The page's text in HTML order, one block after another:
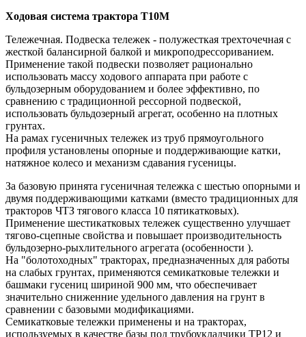
Ходовая система трактора Т10М
Тележечная. Подвеска тележек - полужесткая трехточечная с
жесткой балансирной балкой и микроподрессориванием.
Применение такой подвески позволяет рационально
использовать массу ходового аппарата при работе с
бульдозерным оборудованием и более эффективно, по
сравнению с традиционной рессорной подвеской,
использовать бульдозерный агрегат, особенно на плотных
грунтах.
На рамах гусеничных тележек из труб прямоугольного
профиля установлены опорные и поддерживающие катки,
натяжное колесо и механизм сдавания гусеницы.
За базовую принята гусеничная тележка с шестью опорными и
двумя поддерживающими катками (вместо традиционных для
тракторов ЧТЗ тягового класса 10 пятикатковых).
Применение шестикатковых тележек существенно улучшает
тягово-сцепные свойства и повышает производительность
бульдозерно-рыхлительного агрегата (особенности ).
На "болотоходных" тракторах, предназначенных для работы
на слабых грунтах, применяются семикатковые тележки и
башмаки гусениц шириной 900 мм, что обеспечивает
значительно сниженние удельного давления на грунт в
сравнении с базовыми модификациями.
Семикатковые тележки применены и на тракторах,
используемых в качестве базы под трубоукладчики ТР12 и